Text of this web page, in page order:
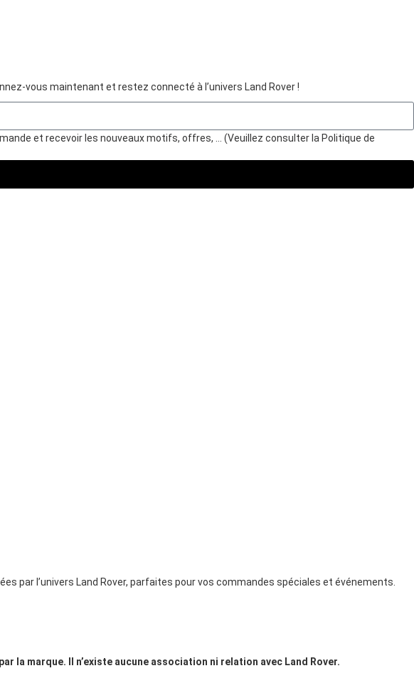
vous maintenant et restez connecté à l’univers Land Rover !
et recevoir les nouveaux motifs, offres, … (Veuillez consulter la Politique de
par l’univers Land Rover, parfaites pour vos commandes spéciales et événements.
la marque. Il n’existe aucune association ni relation avec Land Rover.